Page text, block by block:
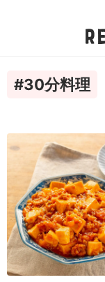
#30分料理